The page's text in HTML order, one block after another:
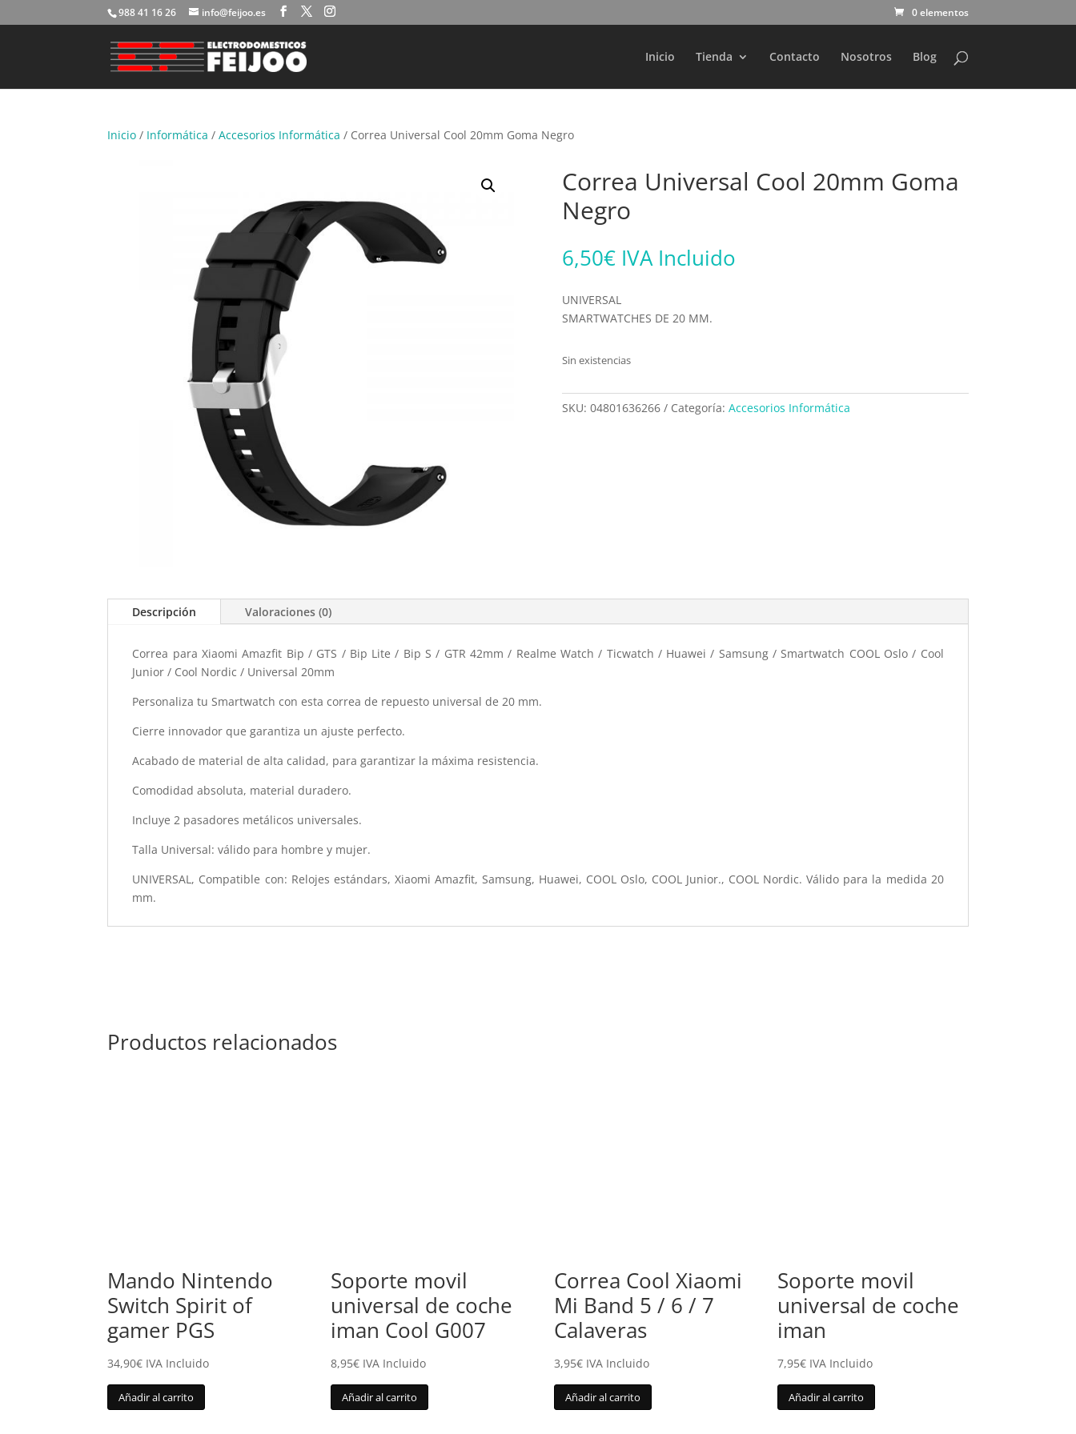
988 41 16 26 info@feijoo.es 0 elementos
Inicio Tienda Contacto Nosotros Blog
Búsqueda
productos
Inicio / Informática /Accesorios Informática / Correa Universal Cool 20mm Goma Negro
Correa Universal Cool 20mm Goma
Negro
6,50€ IVA Incluido
UNIVERSAL
SMARTWATCHES DE 20 MM.
Sin existencias
SKU: 04801636266 Categoría: Accesorios Informática
Descripción Valoraciones (0)
Correa para Xiaomi Amazfit Bip / GTS / Bip Lite / Bip S / GTR 42mm / Realme Watch / Ticwatch / Huawei / Samsung / Smartwatch COOL Oslo / Cool
Junior / Cool Nordic / Universal 20mm
Personaliza tu Smartwatch con esta correa de repuesto universal de 20 mm.
Cierre innovador que garantiza un ajuste perfecto.
Acabado de material de alta calidad, para garantizar la máxima resistencia.
Comodidad absoluta, material duradero.
Incluye 2 pasadores metálicos universales.
Talla Universal: válido para hombre y mujer.
UNIVERSAL, Compatible con: Relojes estándars, Xiaomi Amazfit, Samsung, Huawei, COOL Oslo, COOL Junior., COOL Nordic. Válido para la medida 20
mm.
Productos relacionados
Mando Nintendo
Switch Spirit of
gamer PGS
34,90€ IVA Incluido
Añadir al carrito
Soporte movil
universal de coche
iman Cool G007
8,95€ IVA Incluido
Añadir al carrito
Correa Cool Xiaomi
Mi Band 5 / 6 / 7
Calaveras
3,95€ IVA Incluido
Añadir al carrito
Soporte movil
universal de coche
iman
7,95€ IVA Incluido
Añadir al carrito